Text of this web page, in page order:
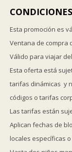
Agua
1 bebida
o cena en
Hasta dos
compartiendo
Esta promoción es
Ventana de compra
Válido para viajar
Esta oferta está
tarifas dinámicas y
códigos o tarifas
Las tarifas están
Aplican fechas de
locales específicas